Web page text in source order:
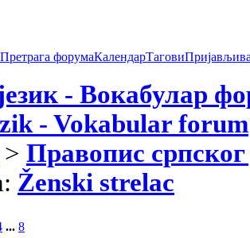
Претрага форумаКалендарТагови
- Вокабулар
- Vokabular forum
> Правопис српског
Ženski strelac
... 8